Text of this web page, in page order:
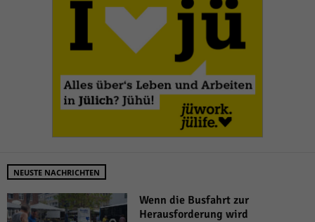
NEUSTE NACHRICHTEN
Wenn die Busfahrt zur
Herausforderung wird